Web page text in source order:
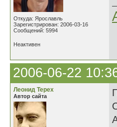
Откуда: Ярославль
Зарегистрирован: 2006-03-16
Сообщений: 5994
Неактивен
2006-06-22
Леонид Терех
Автор сайта